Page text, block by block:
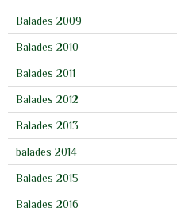
Balades 2009
Balades 2010
Balades 2011
Balades 2012
Balades 2013
balades 2014
Balades 2015
Balades 2016